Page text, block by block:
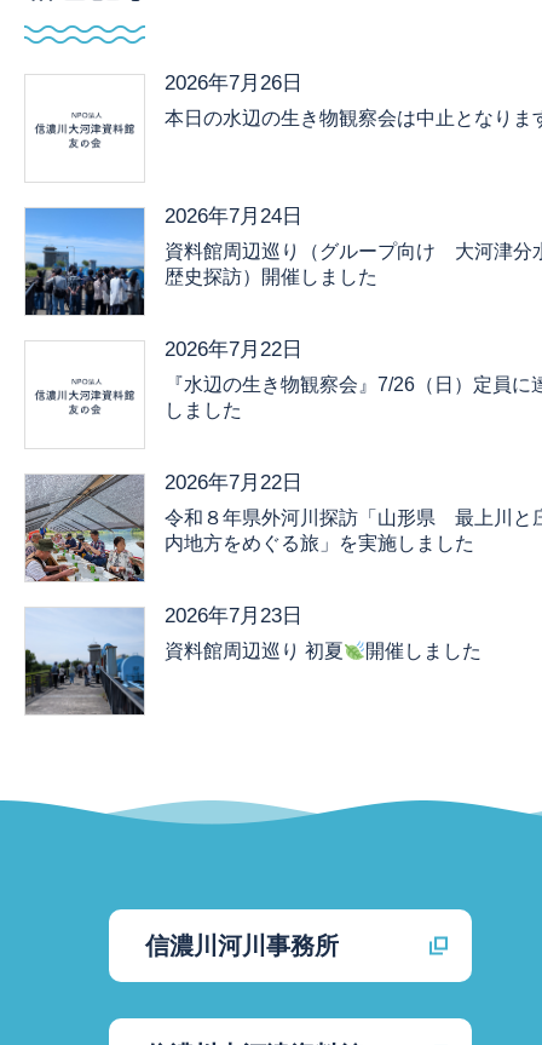
2026年7月26日
本日の水辺の生き物観察会は中止となりま
2026年7月24日
資料館周辺巡り（グループ向け 大河津分
歴史探訪）開催しました
2026年7月22日
『水辺の生き物観察会』7/26（日）定員に
しました
2026年7月22日
令和８年県外河川探訪「山形県 最上川と
内地方をめぐる旅」を実施しました
2026年7月23日
資料館周辺巡り 初夏 開催しました
信濃川河川事務所